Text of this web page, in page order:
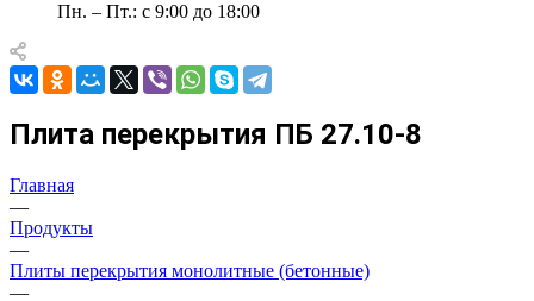
Пн. – Пт.: с 9:00 до 18:00
Плита перекрытия ПБ 27.10-8
Главная
—
Продукты
—
Плиты перекрытия монолитные (бетонные)
—